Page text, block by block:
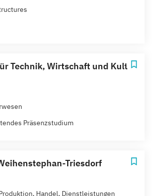
Technik, Wirtschaft und Kultur
Präsenzstudium
Triesdorf
Handel, Dienstleistungen